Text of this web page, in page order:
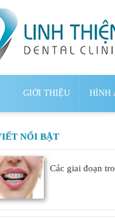
GIỚI THIỆU HÌNH
NỔI BẬT
Các giai đoạn